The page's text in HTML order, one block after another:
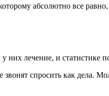
абсолютно все
них лечение, и статистике
спросить как дела.